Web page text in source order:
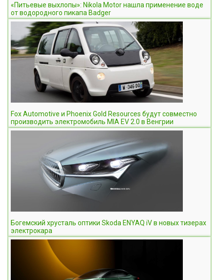
«Питьевые выхлопы»: Nikola Motor нашла применение воде
от водородного пикапа Badger
Fox Automotive и Phoenix Gold Resources будут совместно
производить электромобиль MIA EV 2.0 в Венгрии
Богемский хрусталь оптики Skoda ENYAQ iV в новых тизерах
электрокара